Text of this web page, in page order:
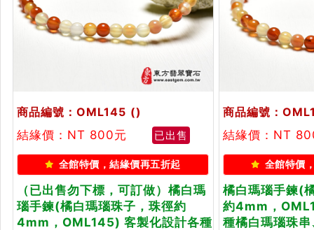
商品編號：OML145 ()
結緣價：NT 800元
已出售
全館特價，結緣價再五折起
（已出售勿下標，可訂做）橘白瑪
瑙手鍊(橘白瑪瑙珠子，珠徑約
4mm，OML145) 客製化設計各種
商品編號：
結緣價：NT
全館特價
橘白瑪瑙手鍊(
約4mm，
種橘白瑪瑙珠